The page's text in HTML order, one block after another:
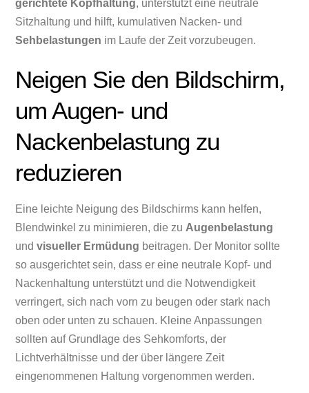
gerichtete Kopfhaltung, unterstützt eine neutrale
Sitzhaltung und hilft, kumulativen Nacken- und
Sehbelastungen im Laufe der Zeit vorzubeugen.
Neigen Sie den Bildschirm,
um Augen- und
Nackenbelastung zu
reduzieren
Eine leichte Neigung des Bildschirms kann helfen,
Blendwinkel zu minimieren, die zu Augenbelastung
undvisueller Ermüdung beitragen. Der Monitor sollte
so ausgerichtet sein, dass er eine neutrale Kopf- und
Nackenhaltung unterstützt und die Notwendigkeit
verringert, sich nach vorn zu beugen oder stark nach
oben oder unten zu schauen. Kleine Anpassungen
sollten auf Grundlage des Sehkomforts, der
Lichtverhältnisse und der über längere Zeit
eingenommenen Haltung vorgenommen werden.